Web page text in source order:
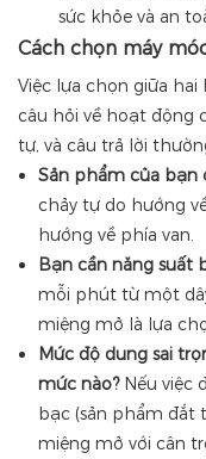
sức khỏe và an
Cách chọn máy
Việc lựa chọn giữa
câu hỏi về hoạt động
tự, và câu trả lời
Sản phẩm của bạn
chảy tự do hướng
hướng về phía van.
Bạn cần năng suất
mỗi phút từ một
miệng mở là lựa
Mức độ dung sai
mức nào? Nếu việc
bạc (sản phẩm đắt
miệng mở với cân